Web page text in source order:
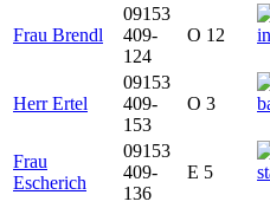
Frau Brendl
09153
409-
124
O 12
Herr Ertel
09153
409-
153
O 3
Frau
Escherich
09153
409-
136
E 5